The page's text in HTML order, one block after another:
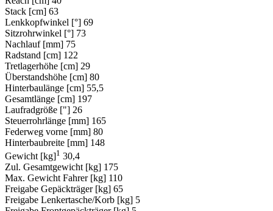
Stack [cm] 63
Lenkkopfwinkel [°] 69
Sitzrohrwinkel [°] 73
Nachlauf [mm] 75
Radstand [cm] 122
Tretlagerhöhe [cm] 29
Überstandshöhe [cm] 80
Hinterbaulänge [cm] 55,5
Gesamtlänge [cm] 197
Laufradgröße ["] 26
Steuerrohrlänge [mm] 165
Federweg vorne [mm] 80
Hinterbaubreite [mm] 148
Gewicht [kg]1 30,4
Zul. Gesamtgewicht [kg] 175
Max. Gewicht Fahrer [kg] 110
Freigabe Gepäckträger [kg] 65
Freigabe Lenkertasche/Korb [kg] 5